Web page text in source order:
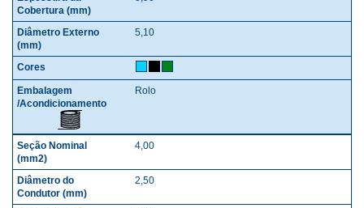
5,10
Rolo
4,00
2,50